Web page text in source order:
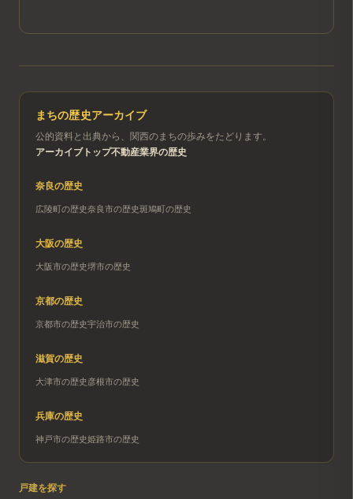
まちの歴史アーカイブ
公的資料と出典から、関西のまちの歩みをたどります。
アーカイブトップ不動産業界の歴史
奈良の歴史
広陵町の歴史奈良市の歴史斑鳩町の歴史
大阪の歴史
大阪市の歴史堺市の歴史
京都の歴史
京都市の歴史宇治市の歴史
滋賀の歴史
大津市の歴史 彦根市の歴史
兵庫の歴史
神戸市の歴史姫路市の歴史
戸建を探す